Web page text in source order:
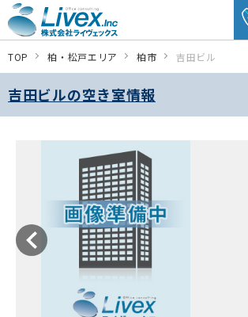
TOP 柏・松戸エリア 柏市 吉田ビル
吉田ビルの空き室情報